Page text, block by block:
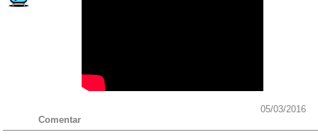
05/03/2016
Comentar